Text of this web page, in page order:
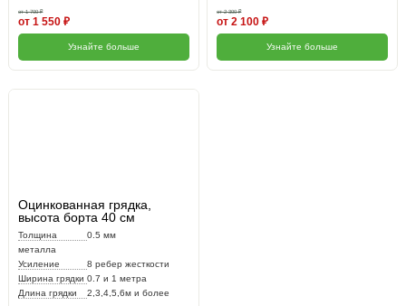
от 1 700 ₽
от 1 550 ₽
Узнайте больше
от 2 300 ₽
от 2 100 ₽
Узнайте больше
Оцинкованная грядка,
высота борта 40 см
Толщина
металла
0.5 мм
Усиление
8 ребер жесткости
Ширина грядки 0.7 и 1 метра
Длина грядки
2,3,4,5,6м и более